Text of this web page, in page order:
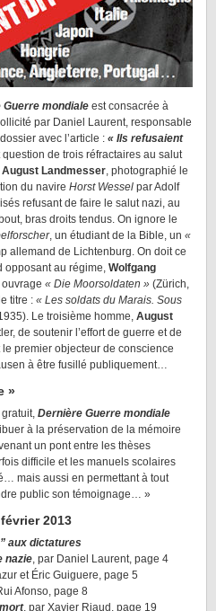
Guerre mondiale est consacrée à
par Daniel Laurent, responsable
avec l’article : « Ils refusaient
question de trois réfractaires au salut
August Landmesser, photographié le
du navire Horst Wessel par Adolf
refusant de faire le salut nazi, au
bras droits tendus. On ignore le
, un étudiant de la Bible, un «
allemand de Lichtenburg. On doit ce
opposant au régime, Wolfgang
« Die Moorsoldaten » (Zürich,
titre : « Les soldats du Marais. Sous
Le troisième homme, August
de soutenir l’effort de guerre et de
premier objecteur de conscience
à être fusillé publiquement…
»
Dernière Guerre mondiale
à la préservation de la mémoire
un pont entre les thèses
difficile et les manuels scolaires
mais aussi en permettant à tout
public son témoignage… »
2013
aux dictatures
nazie, par Daniel Laurent, page 4
et Éric Guiguere, page 5
Afonso, page 8
, par Xavier Riaud, page 19